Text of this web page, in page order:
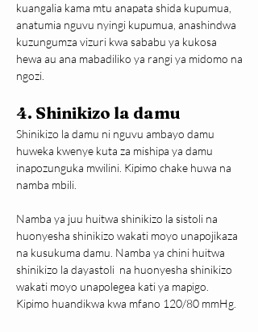
kuangalia kama mtu anapata shida kupumua,
anatumia nguvu nyingi kupumua, anashindwa
kuzungumza vizuri kwa sababu ya kukosa
hewa au ana mabadiliko ya rangi ya midomo na
ngozi.
4. Shinikizo la damu
Shinikizo la damu ni nguvu ambayo damu
huweka kwenye kuta za mishipa ya damu
inapozunguka mwilini. Kipimo chake huwa na
namba mbili.
Namba ya juu huitwa shinikizo la sistoli na
huonyesha shinikizo wakati moyo unapojikaza
na kusukuma damu. Namba ya chini huitwa
shinikizo la dayastoli  na huonyesha shinikizo
wakati moyo unapolegea kati ya mapigo.
Kipimo huandikwa kwa mfano 120/80 mmHg.